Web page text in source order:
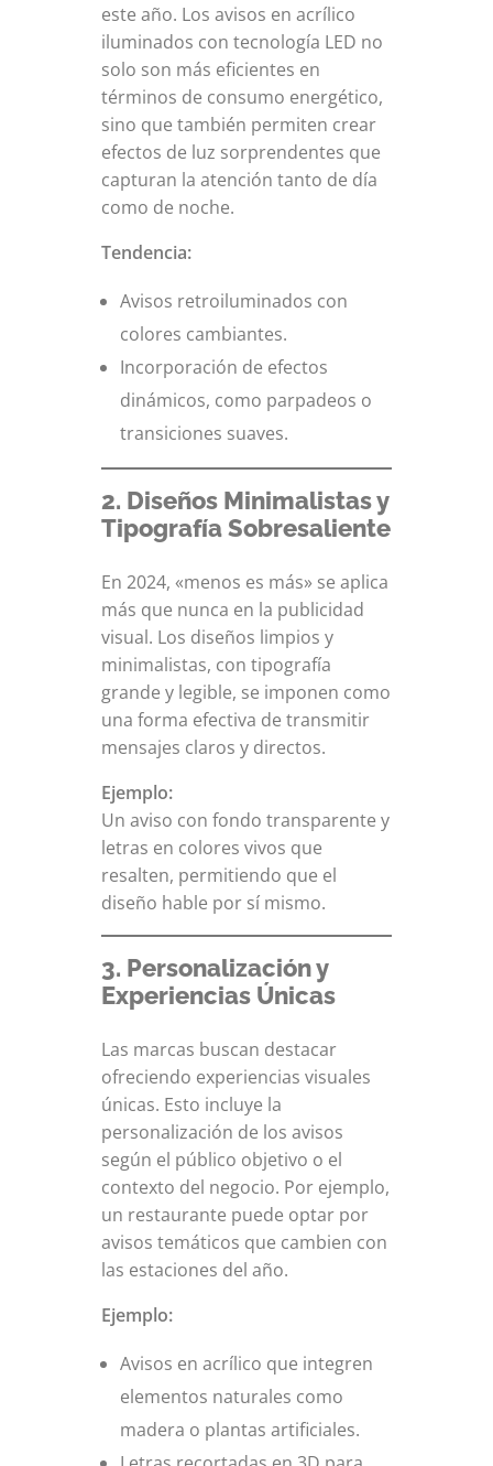
este año. Los avisos en acrílico
iluminados con tecnología LED no
solo son más eficientes en
términos de consumo energético,
sino que también permiten crear
efectos de luz sorprendentes que
capturan la atención tanto de día
como de noche.
Tendencia:
Avisos retroiluminados con
colores cambiantes.
Incorporación de efectos
dinámicos, como parpadeos o
transiciones suaves.
2. Diseños Minimalistas y
Tipografía Sobresaliente
En 2024, «menos es más» se aplica
más que nunca en la publicidad
visual. Los diseños limpios y
minimalistas, con tipografía
grande y legible, se imponen como
una forma efectiva de transmitir
mensajes claros y directos.
Ejemplo:
Un aviso con fondo transparente y
letras en colores vivos que
resalten, permitiendo que el
diseño hable por sí mismo.
3. Personalización y
Experiencias Únicas
Las marcas buscan destacar
ofreciendo experiencias visuales
únicas. Esto incluye la
personalización de los avisos
según el público objetivo o el
contexto del negocio. Por ejemplo,
un restaurante puede optar por
avisos temáticos que cambien con
las estaciones del año.
Ejemplo:
Avisos en acrílico que integren
elementos naturales como
madera o plantas artificiales.